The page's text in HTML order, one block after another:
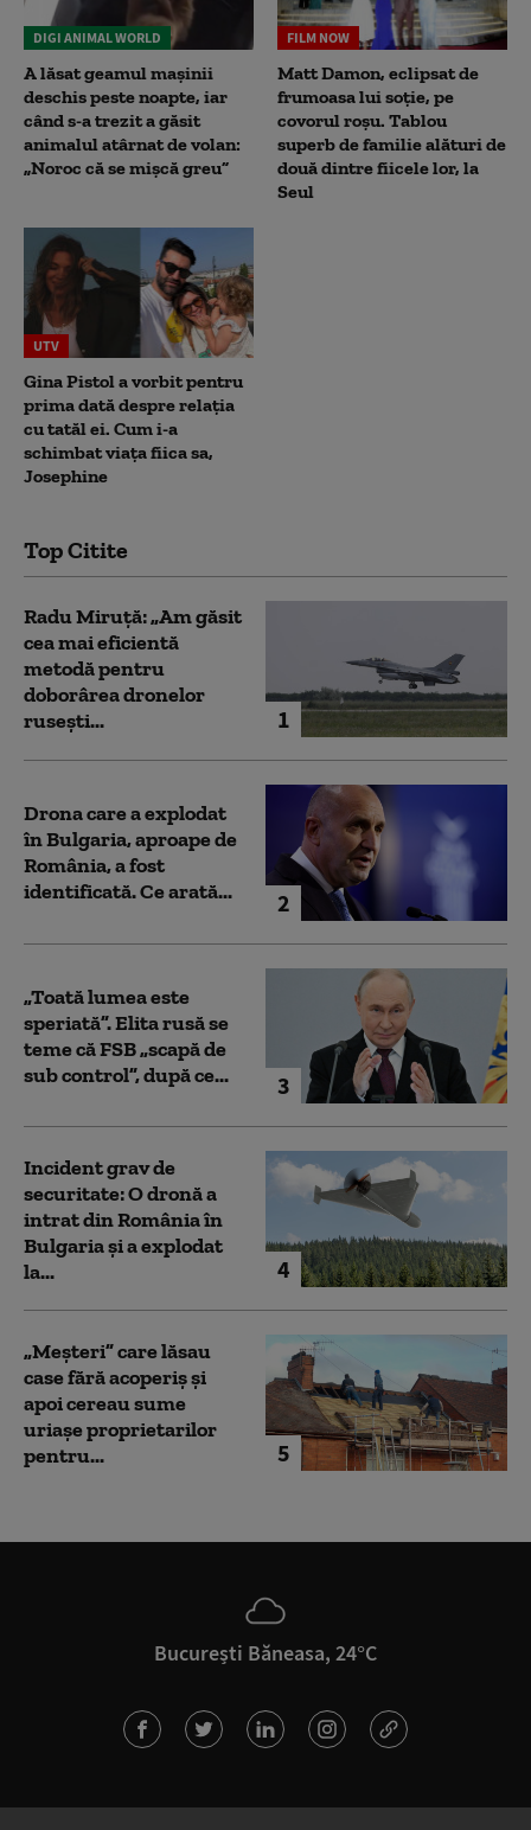
DIGI ANIMAL WORLD
A lăsat geamul mașinii
deschis peste noapte, iar
când s-a trezit a găsit
animalul atârnat de volan:
„Noroc că se mișcă greu”
FILM NOW
Matt Damon, eclipsat de
frumoasa lui soție, pe
covorul roșu. Tablou
superb de familie alături de
două dintre fiicele lor, la
Seul
UTV
Gina Pistol a vorbit pentru
prima dată despre relația
cu tatăl ei. Cum i-a
schimbat viața fiica sa,
Josephine
Top Citite
1
Radu Miruță: „Am găsit
cea mai eficientă
metodă pentru
doborârea dronelor
rusești...
2
Drona care a explodat
în Bulgaria, aproape de
România, a fost
identificată. Ce arată...
3
„Toată lumea este
speriată”. Elita rusă se
teme că FSB „scapă de
sub control”, după ce...
4
Incident grav de
securitate: O dronă a
intrat din România în
Bulgaria şi a explodat
la...
5
„Meșteri” care lăsau
case fără acoperiș și
apoi cereau sume
uriașe proprietarilor
pentru...
București Băneasa, 24°C